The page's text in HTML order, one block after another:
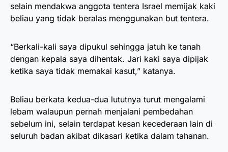
selain mendakwa anggota tentera Israel memijak kaki
beliau yang tidak beralas menggunakan but tentera.
“Berkali-kali saya dipukul sehingga jatuh ke tanah
dengan kepala saya dihentak. Jari kaki saya dipijak
ketika saya tidak memakai kasut,” katanya.
Beliau berkata kedua-dua lututnya turut mengalami
lebam walaupun pernah menjalani pembedahan
sebelum ini, selain terdapat kesan kecederaan lain di
seluruh badan akibat dikasari ketika dalam tahanan.